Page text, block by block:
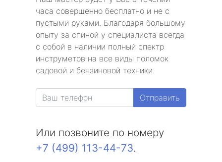
часа совершенно бесплатно и не с
пустыми руками. Благодаря большому
опыту за спиной у специалиста всегда
с собой в наличии полный спектр
инструметов на все виды поломок
садовой и бензиновой техники.
Отправить
Или позвоните по номеру
+7 (499) 113-44-73.